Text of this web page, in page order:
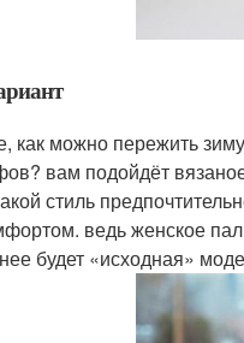
как можно пережить
вам подойдёт
стиль
ведь женское
будет «исходная»